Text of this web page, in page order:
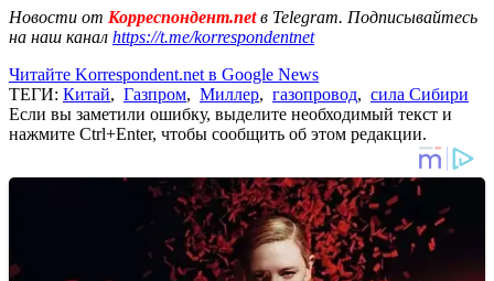
Новости от Корреспондент.netв Telegram. Подписывайтесь
на наш канал https://t.me/korrespondentnet
Читайте Korrespondent.net в Google News
ТЕГИ: Китай, Газпром, Миллер, газопровод, сила Сибири
Если вы заметили ошибку, выделите необходимый текст и
нажмите Ctrl+Enter, чтобы сообщить об этом редакции.